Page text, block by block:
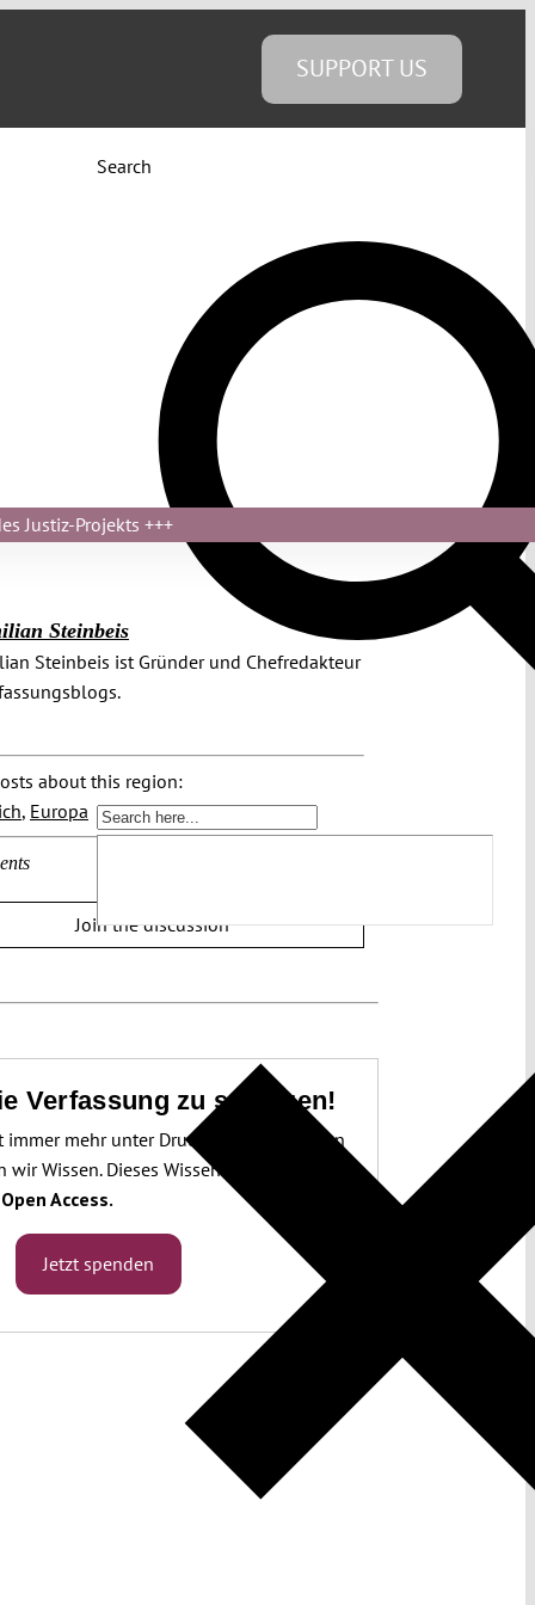
SUPPORT US
Search
Justiz-Projekts +++
Steinbeis
Steinbeis ist Gründer und Chefredakteur
about this region:
, Europa
Join the discussion
Verfassung zu schützen!
immer mehr unter Druck. Um sie schützen
Wissen. Dieses Wissen machen wir für
Open Access.
Jetzt spenden